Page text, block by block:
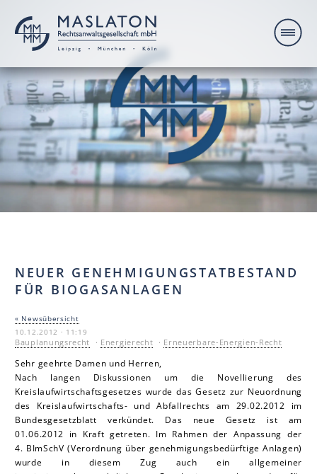
NEUER GENEHMIGUNGSTATBESTAND
FÜR BIOGASANLAGEN
« Newsübersicht
10.12.2012 · 11:19
Bauplanungsrecht · Energierecht · Erneuerbare-Energien-Recht
Sehr geehrte Damen und Herren,
Nach langen Diskussionen um die Novellierung des
Kreislaufwirtschaftsgesetzes wurde das Gesetz zur Neuordnung
des Kreislaufwirtschafts- und Abfallrechts am 29.02.2012 im
Bundesgesetzblatt verkündet. Das neue Gesetz ist am
01.06.2012 in Kraft getreten. Im Rahmen der Anpassung der
4. BImSchV (Verordnung über genehmigungsbedürftige Anlagen)
wurde in diesem Zug auch ein allgemeiner